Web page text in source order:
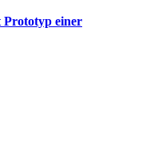
Prototyp einer